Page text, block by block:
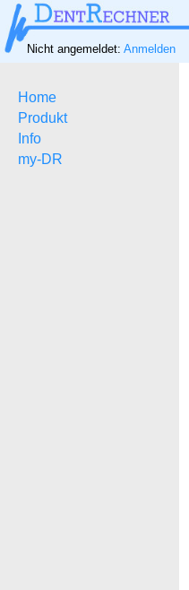
Nicht angemeldet: Anmelden
Home
Produkt
Info
my-DR